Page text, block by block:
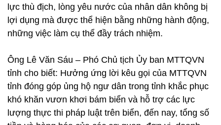
lực thù địch, lòng yêu nước của nhân dân không bị
lợi dụng mà được thể hiện bằng những hành động,
những việc làm cụ thể đầy trách nhiệm.
Ông Lê Văn Sáu – Phó Chủ tịch Ủy ban MTTQVN
tỉnh cho biết: Hưởng ứng lời kêu gọi của MTTQVN
tỉnh đóng góp ủng hộ ngư dân trong tỉnh khắc phục
khó khăn vươn khơi bám biển và hỗ trợ các lực
lượng thực thi pháp luật trên biển, đến nay, tổng số